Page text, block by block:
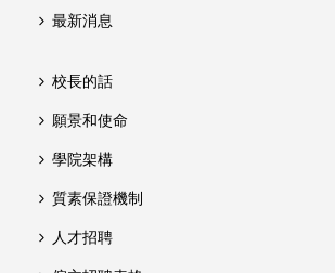
最新消息
校長的話
願景和使命
學院架構
質素保證機制
人才招聘